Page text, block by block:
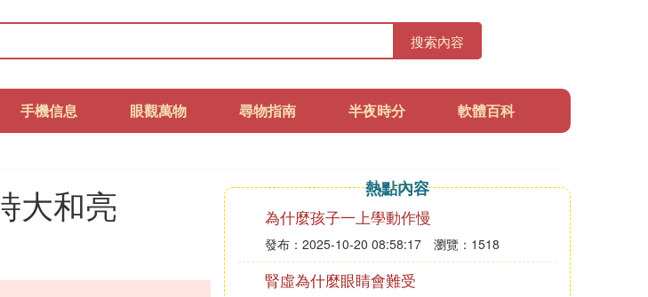
搜索內容
手機信息 眼觀萬物 尋物指南 半夜時分 軟體百科
大和亮 熱點內容
為什麼孩子一上學動作慢
發布：2025-10-20 08:58:17 瀏覽：1518
腎虛為什麼眼睛會難受